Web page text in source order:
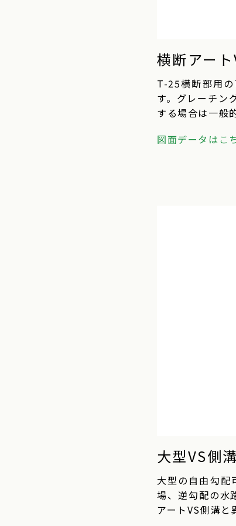
横断アー
T-25横断部用
す。グレーチン
する場合は一般
図面データはこ
大型VS側溝
大型の自由勾
場、逆勾配の水
アートVS側溝と